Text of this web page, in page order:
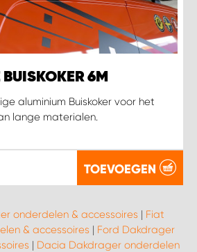
6M
aluminium Buiskoker voor het
lange materialen.
TOEVOEGEN
onderdelen & accessoires | Fiat
& accessoires | Ford Dakdrager
| Dacia Dakdrager onderdelen